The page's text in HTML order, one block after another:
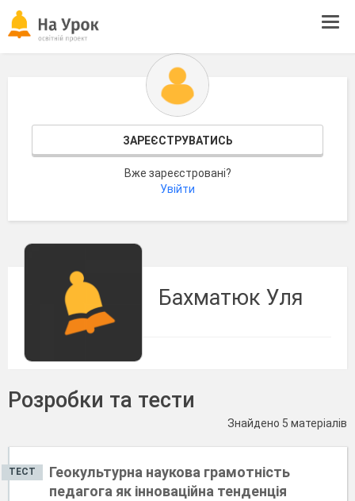
ЗАРЕЄСТРУВАТИСЬ
Вже зареєстровані?
Увійти
Бахматюк Уля
Розробки та тести
Знайдено 5 матеріалів
ТЕСТ
Геокультурна наукова грамотність
педагога як інноваційна тенденція